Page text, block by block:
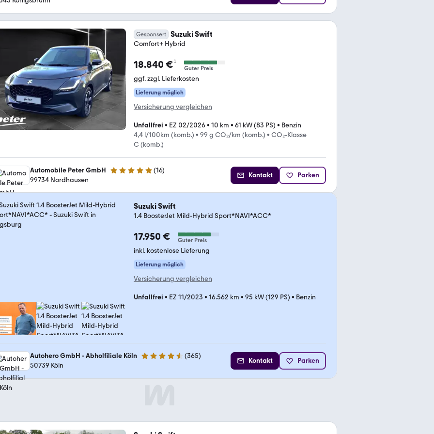
Gesponsert Suzuki Swift
Comfort+ Hybrid
18.840 €¹
Guter Preis
ggf. zzgl. Lieferkosten
Lieferung möglich
Versicherung vergleichen
Unfallfrei • EZ 02/2026• 10 km • 61 kW (83 PS) • Benzin
4,4 l/100km (komb.) • 99 g CO₂/km (komb.) • CO₂-Klasse
C (komb.)
Automobile Peter GmbH 5 Sterne (16)
99734 Nordhausen
Kontakt Parken
Suzuki Swift
1.4 BoosterJet Mild-Hybrid Sport*NAVI*ACC*
17.950 € Guter Preis
inkl. kostenlose Lieferung
Lieferung möglich
Versicherung vergleichen
Unfallfrei • EZ 11/2023 • 16.562 km • 95 kW (129 PS) • Benzin
Autohero GmbH - Abholfiliale Köln 4.6 Sterne (365)
50739 Köln
Kontakt Parken